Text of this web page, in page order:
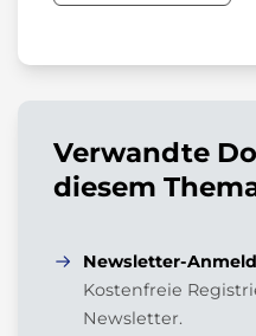
Verwandte
diesem
Newsletter-
Kostenfreie
Newsletter.